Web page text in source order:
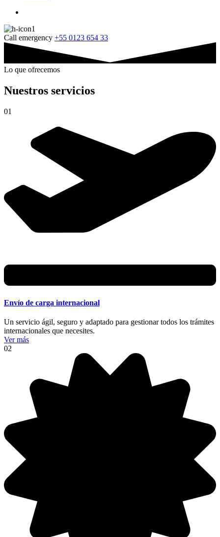
Call emergency +55 0123 654 33
Lo que ofrecemos
Nuestros servicios
01
Envío de carga internacional
Un servicio ágil, seguro y adaptado para gestionar todos los trámites
internacionales que necesites.
Ver más
02